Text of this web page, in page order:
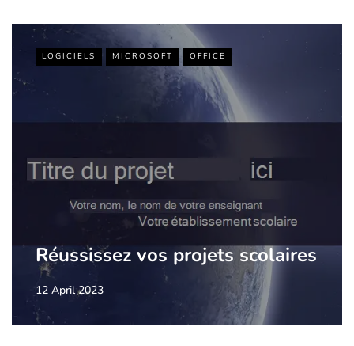
LOGICIELS MICROSOFT OFFICE
Réussissez vos projets scolaires
12 April 2023